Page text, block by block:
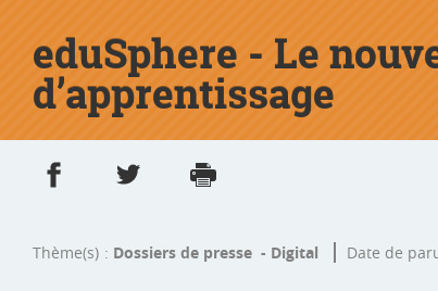
eduSphere - Le
d’apprentissage
Partager sur Facebook
Partager sur Twitter
Thème(s) Dossiers de presse - Digital Date de